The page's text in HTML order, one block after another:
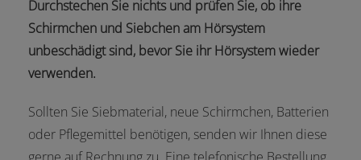
Durchstechen Sie nichts und prüfen Sie, ob ihre
Schirmchen und Siebchen am Hörsystem
unbeschädigt sind, bevor Sie ihr Hörsystem wieder
verwenden.
Sollten Sie Siebmaterial, neue Schirmchen, Batterien
oder Pflegemittel benötigen, senden wir Ihnen diese